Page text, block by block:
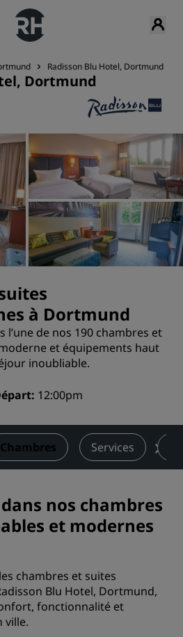
Radisson Blu Hotel, Dortmund
Dortmund
à Dortmund
l’une de nos 190 chambres et
et équipements haut
inoubliable.
12:00pm
Chambres Services
nos chambres
et modernes
chambres et suites
Blu Hotel, Dortmund,
fonctionnalité et
ville.